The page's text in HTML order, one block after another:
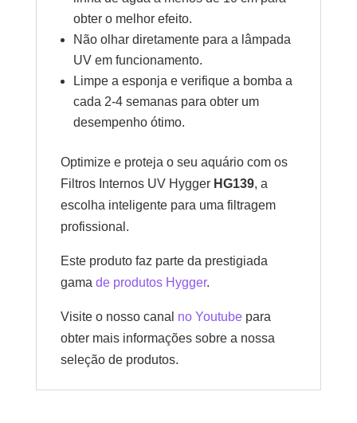
obter o melhor efeito.
Não olhar diretamente para a lâmpada
UV em funcionamento.
Limpe a esponja e verifique a bomba a
cada 2-4 semanas para obter um
desempenho ótimo.
Optimize e proteja o seu aquário com os
Filtros Internos UV Hygger HG139, a
escolha inteligente para uma filtragem
profissional.
Este produto faz parte da prestigiada
gama de produtos Hygger.
Visite o nosso canal no Youtubepara
obter mais informações sobre a nossa
seleção de produtos.